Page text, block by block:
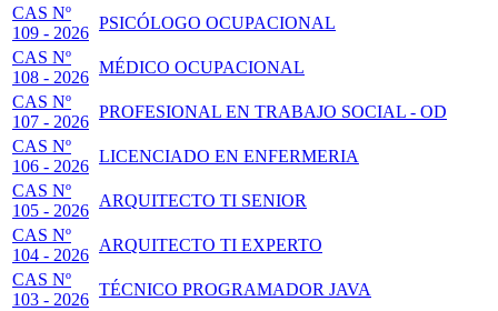
CAS Nº
109 - 2026
PSICÓLOGO OCUPACIONAL
CAS Nº
108 - 2026
MÉDICO OCUPACIONAL
CAS Nº
107 - 2026
PROFESIONAL EN TRABAJO SOCIAL - OD
CAS Nº
106 - 2026
LICENCIADO EN ENFERMERIA
CAS Nº
105 - 2026
ARQUITECTO TI SENIOR
CAS Nº
104 - 2026
ARQUITECTO TI EXPERTO
CAS Nº
103 - 2026
TÉCNICO PROGRAMADOR JAVA